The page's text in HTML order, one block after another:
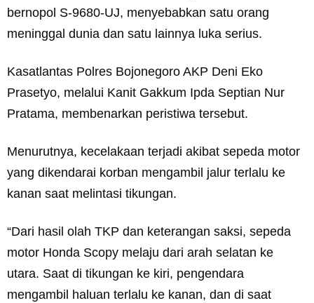
bernopol S-9680-UJ, menyebabkan satu orang
meninggal dunia dan satu lainnya luka serius.
Kasatlantas Polres Bojonegoro AKP Deni Eko
Prasetyo, melalui Kanit Gakkum Ipda Septian Nur
Pratama, membenarkan peristiwa tersebut.
Menurutnya, kecelakaan terjadi akibat sepeda motor
yang dikendarai korban mengambil jalur terlalu ke
kanan saat melintasi tikungan.
“Dari hasil olah TKP dan keterangan saksi, sepeda
motor Honda Scopy melaju dari arah selatan ke
utara. Saat di tikungan ke kiri, pengendara
mengambil haluan terlalu ke kanan, dan di saat